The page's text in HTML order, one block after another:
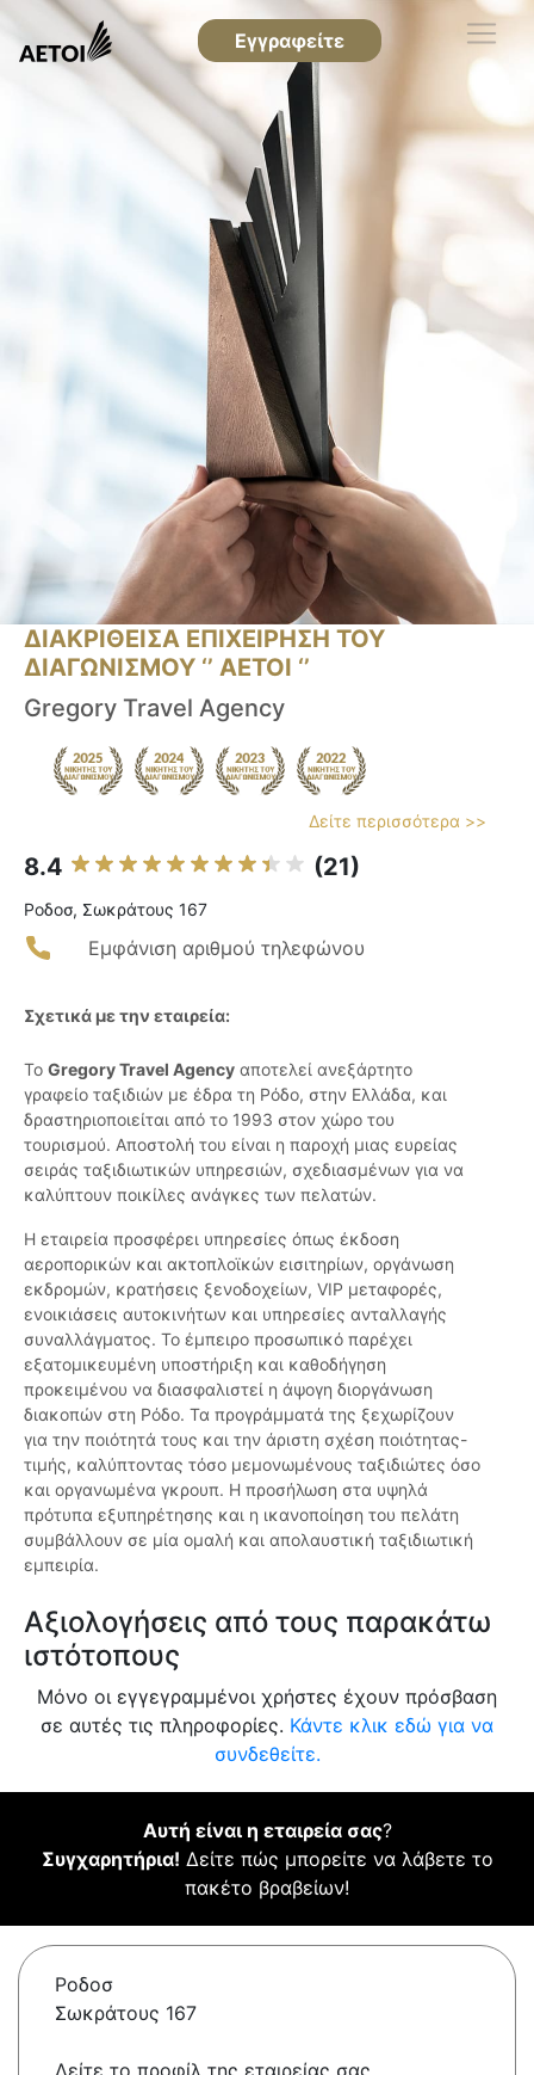
Εγγραφείτε
ΔΙΑΚΡΙΘΕΙΣΑ ΕΠΙΧΕΙΡΗΣΗ ΤΟΥ
ΔΙΑΓΩΝΙΣΜΟΥ ‘’ ΑΕΤΟΙ ‘’
Gregory Travel Agency
Δείτε περισσότερα >>
8.4 (21)
Ροδοσ, Σωκράτους 167
Εμφάνιση αριθμού τηλεφώνου
Σχετικά με την εταιρεία:
Το Gregory Travel Agency αποτελεί ανεξάρτητο
γραφείο ταξιδιών με έδρα τη Ρόδο, στην Ελλάδα, και
δραστηριοποιείται από το 1993 στον χώρο του
τουρισμού. Αποστολή του είναι η παροχή μιας ευρείας
σειράς ταξιδιωτικών υπηρεσιών, σχεδιασμένων για να
καλύπτουν ποικίλες ανάγκες των πελατών.
Η εταιρεία προσφέρει υπηρεσίες όπως έκδοση
αεροπορικών και ακτοπλοϊκών εισιτηρίων, οργάνωση
εκδρομών, κρατήσεις ξενοδοχείων, VIP μεταφορές,
ενοικιάσεις αυτοκινήτων και υπηρεσίες ανταλλαγής
συναλλάγματος. Το έμπειρο προσωπικό παρέχει
εξατομικευμένη υποστήριξη και καθοδήγηση
προκειμένου να διασφαλιστεί η άψογη διοργάνωση
διακοπών στη Ρόδο. Τα προγράμματά της ξεχωρίζουν
για την ποιότητά τους και την άριστη σχέση ποιότητας-
τιμής, καλύπτοντας τόσο μεμονωμένους ταξιδιώτες όσο
και οργανωμένα γκρουπ. Η προσήλωση στα υψηλά
πρότυπα εξυπηρέτησης και η ικανοποίηση του πελάτη
συμβάλλουν σε μία ομαλή και απολαυστική ταξιδιωτική
εμπειρία.
Αξιολογήσεις από τους παρακάτω
ιστότοπους
Μόνο οι εγγεγραμμένοι χρήστες έχουν πρόσβαση
σε αυτές τις πληροφορίες. Κάντε κλικ εδώ για να
συνδεθείτε.
Αυτή είναι η εταιρεία σας?
Συγχαρητήρια! Δείτε πώς μπορείτε να λάβετε το
πακέτο βραβείων!
Ροδοσ
Σωκράτους 167